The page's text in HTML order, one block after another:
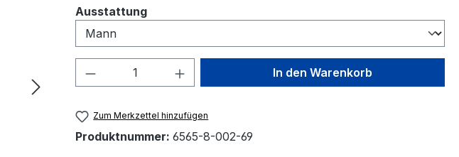
Ausstattungauswählen
Produkt Anzahl: Gib den gewünschten Wert
In den Warenkorb
Zum Merkzettel hinzufügen
Produktnummer: 6565-8-002-69